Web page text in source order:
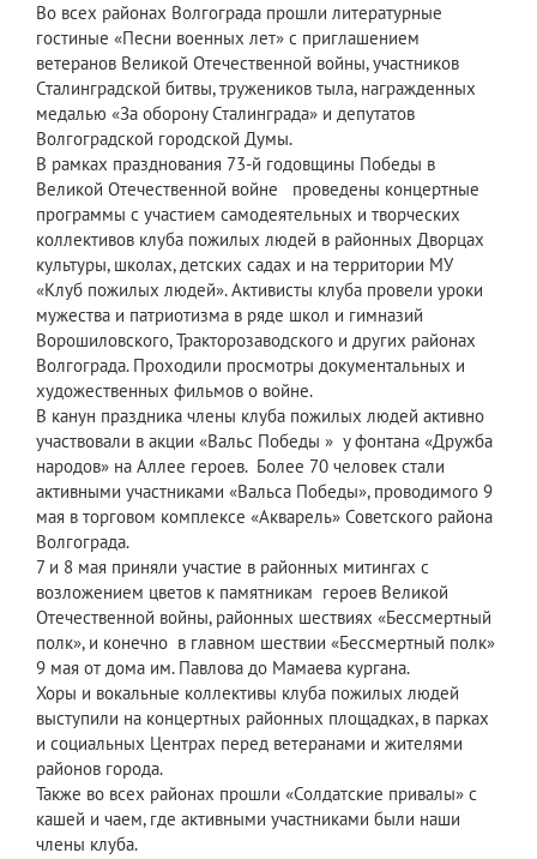
Во всех районах Волгограда прошли литературные
гостиные «Песни военных лет» с приглашением
ветеранов Великой Отечественной войны, участников
Сталинградской битвы, тружеников тыла, награжденных
медалью «За оборону Сталинграда» и депутатов
Волгоградской городской Думы.
В рамках празднования 73-й годовщины Победы в
Великой Отечественной войне проведены концертные
программы с участием самодеятельных и творческих
коллективов клуба пожилых людей в районных Дворцах
культуры, школах, детских садах и на территории МУ
«Клуб пожилых людей». Активисты клуба провели уроки
мужества и патриотизма в ряде школ и гимназий
Ворошиловского, Тракторозаводского и других районах
Волгограда. Проходили просмотры документальных и
художественных фильмов о войне.
В канун праздника члены клуба пожилых людей активно
участвовали в акции «Вальс Победы » у фонтана «Дружба
народов» на Аллее героев. Более 70 человек стали
активными участниками «Вальса Победы», проводимого 9
мая в торговом комплексе «Акварель» Советского района
Волгограда.
7 и 8 мая приняли участие в районных митингах с
возложением цветов к памятникам героев Великой
Отечественной войны, районных шествиях «Бессмертный
полк», и конечно в главном шествии «Бессмертный полк»
9 мая от дома им. Павлова до Мамаева кургана.
Хоры и вокальные коллективы клуба пожилых людей
выступили на концертных районных площадках, в парках
и социальных Центрах перед ветеранами и жителями
районов города.
Также во всех районах прошли «Солдатские привалы» с
кашей и чаем, где активными участниками были наши
члены клуба.